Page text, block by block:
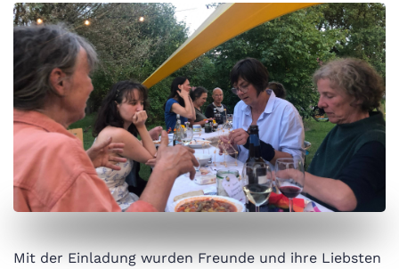
Mit der Einladung wurden Freunde und ihre Liebsten